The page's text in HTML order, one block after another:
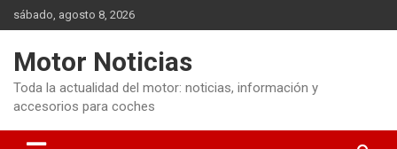
Saltar
al
sábado, agosto 8, 2026
Motor Noticias
Toda la actualidad del motor: noticias, información y
accesorios para coches